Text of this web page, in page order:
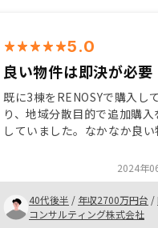
5.0
良い物件は即決が必要
既に3棟をRENOSYで購入し
り、地域分散目的で追加購入
していました。なかなか良い
自分の中で判断する基準を
いた上で、条件に合う物件は
ることが大事かなと思います
2024年
40代後半 / 年収2700万円台 /
コンサルティング株式会社